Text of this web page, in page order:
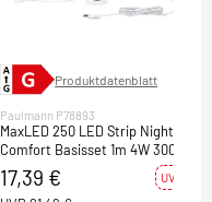
Produktdatenblatt
Paulmann P78893
MaxLED 250 LED Strip Night
Comfort Basisset 1m 4W 300lm
30LEDs/m 2700K 12VA
17,39 € UVP -19%